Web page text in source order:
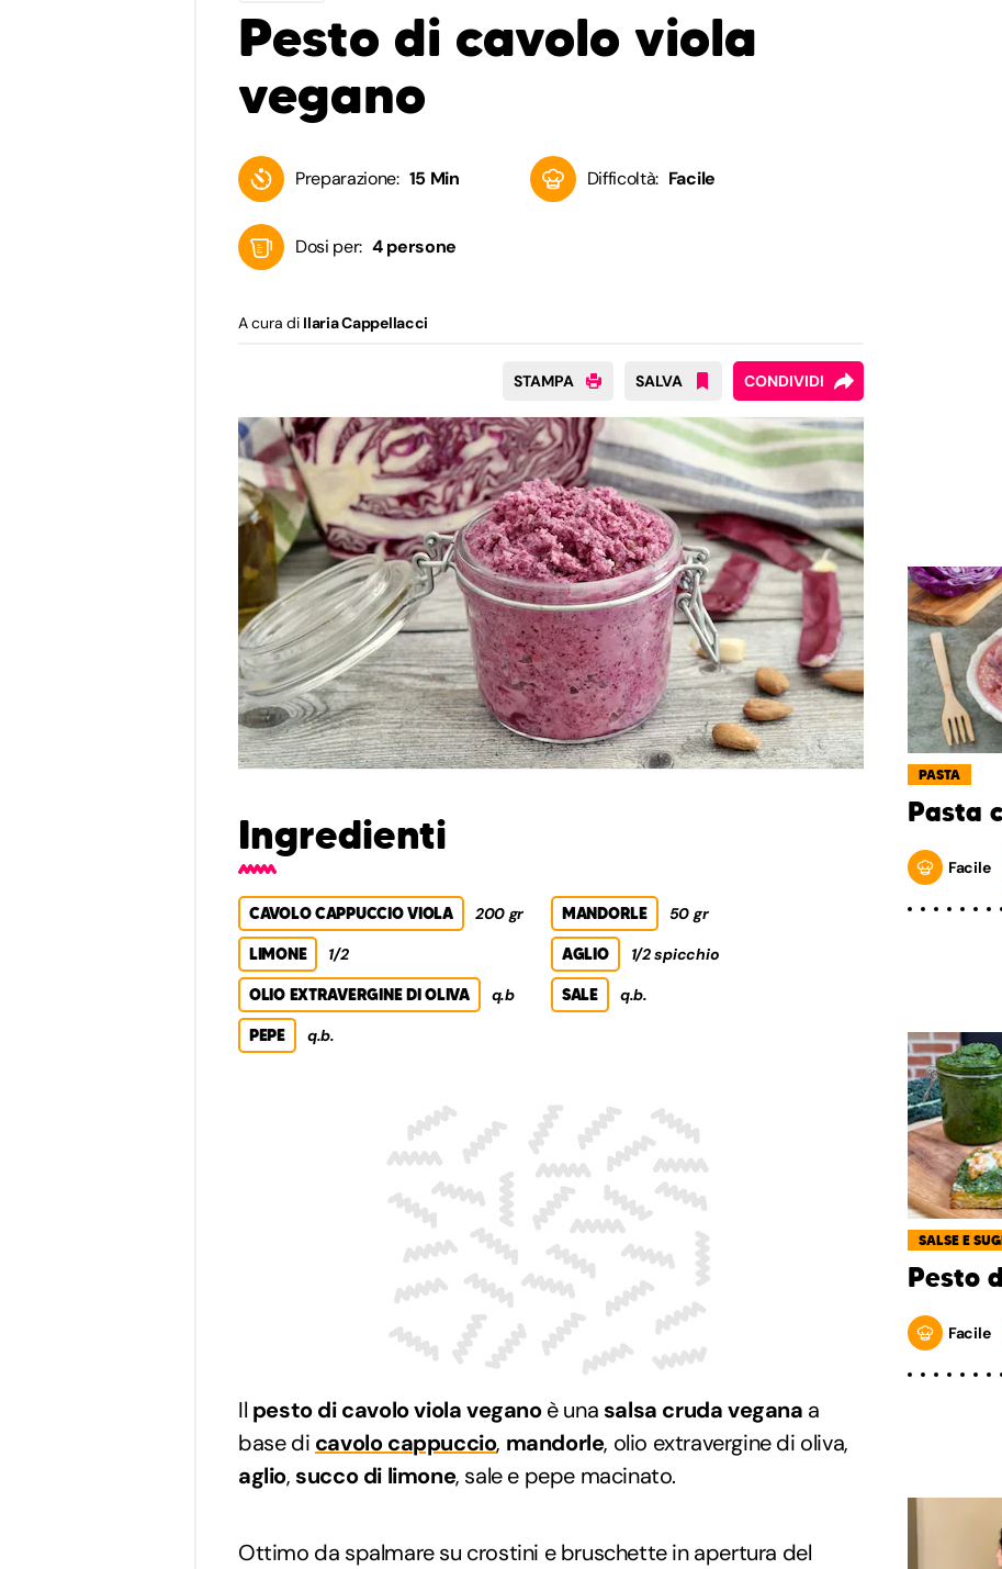
Pesto di cavolo viola
vegano
Preparazione: 15 Min Difficoltà: Facile
Dosi per: 4 persone
A cura di Ilaria Cappellacci
STAMPA SALVA CONDIVIDI
Ingredienti
CAVOLO CAPPUCCIO VIOLA 200 gr MANDORLE 50 gr
LIMONE 1/2 AGLIO 1/2 spicchio
OLIO EXTRAVERGINE DI OLIVA q.b SALE q.b.
PEPE q.b.
Il pesto di cavolo viola veganoè una salsa cruda vegana a
base di cavolo cappuccio, mandorle, olio extravergine di oliva,
aglio, succo di limone, sale e pepe macinato.
Ottimo da spalmare su crostini e bruschette in apertura del
PASTA
Pasta
Facile
SALSE E
Pesto
Facile